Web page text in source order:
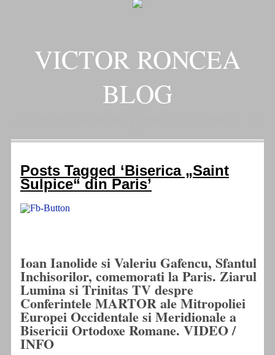
VICTOR RONCEA
BLOG
Posts Tagged ‘Biserica „Saint
Sulpice“ din Paris’
Ioan Ianolide si Valeriu Gafencu, Sfantul
Inchisorilor, comemorati la Paris. Ziarul
Lumina si Trinitas TV despre
Conferintele MARTOR ale Mitropoliei
Europei Occidentale si Meridionale a
Bisericii Ortodoxe Romane. VIDEO /
INFO